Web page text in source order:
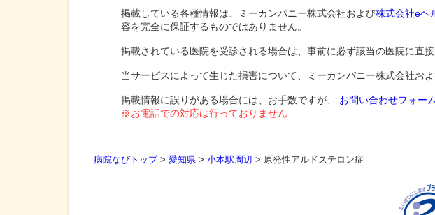
掲載している各種情報は、ミーカンパニー株式会社および株式会社eヘ
容を完全に保証するものではありません。
掲載されている医院を受診される場合は、事前に必ず該当の医院に直接
当サービスによって生じた損害について、ミーカンパニー株式会社お
掲載情報に誤りがある場合には、お手数ですが、 お問い合わせフォー
※お電話での対応は行っておりません
病院なびトップ> 愛知県 > 小本駅周辺 > 原発性アルドステロン症